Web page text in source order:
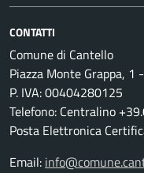
CONTATTI
Comune di Cantello
Piazza Monte Grappa,
P. IVA: 00404280125
Telefono: Centralino
Posta Elettronica
Email: